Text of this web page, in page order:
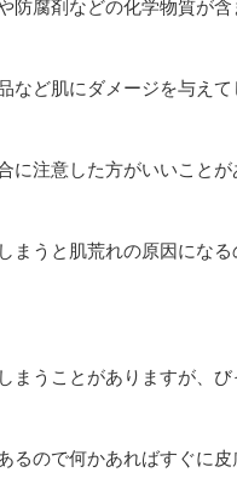
防腐剤などの化学物質が含
など肌にダメージを与え
に注意した方がいいことが
まうと肌荒れの原因にな
まうことがありますが、
るので何かあればすぐに